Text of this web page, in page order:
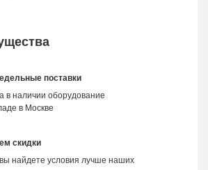
поставки
в наличии оборудование
в Москве
скидки
найдете условия лучше наших